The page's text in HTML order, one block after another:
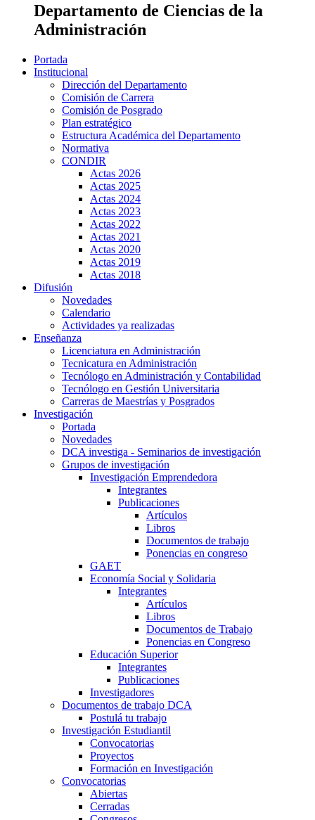
Departamento de Ciencias de la
Administración
Portada
Institucional
Dirección del Departamento
Comisión de Carrera
Comisión de Posgrado
Plan estratégico
Estructura Académica del Departamento
Normativa
CONDIR
Actas 2026
Actas 2025
Actas 2024
Actas 2023
Actas 2022
Actas 2021
Actas 2020
Actas 2019
Actas 2018
Difusión
Novedades
Calendario
Actividades ya realizadas
Enseñanza
Licenciatura en Administración
Tecnicatura en Administración
Tecnólogo en Administración y Contabilidad
Tecnólogo en Gestión Universitaria
Carreras de Maestrías y Posgrados
Investigación
Portada
Novedades
DCA investiga - Seminarios de investigación
Grupos de investigación
Investigación Emprendedora
Integrantes
Publicaciones
Artículos
Libros
Documentos de trabajo
Ponencias en congreso
GAET
Economía Social y Solidaria
Integrantes
Artículos
Libros
Documentos de Trabajo
Ponencias en Congreso
Educación Superior
Integrantes
Publicaciones
Investigadores
Documentos de trabajo DCA
Postulá tu trabajo
Investigación Estudiantil
Convocatorias
Proyectos
Formación en Investigación
Convocatorias
Abiertas
Cerradas